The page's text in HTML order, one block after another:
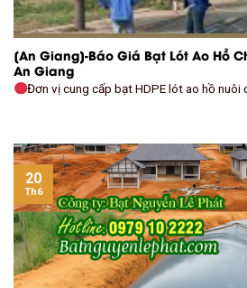
[An Giang]-Báo Giá Bạt Lót Ao Hồ
An Giang
Đơn vị cung cấp bạt HDPE lót ao hồ nuôi
20
Th6